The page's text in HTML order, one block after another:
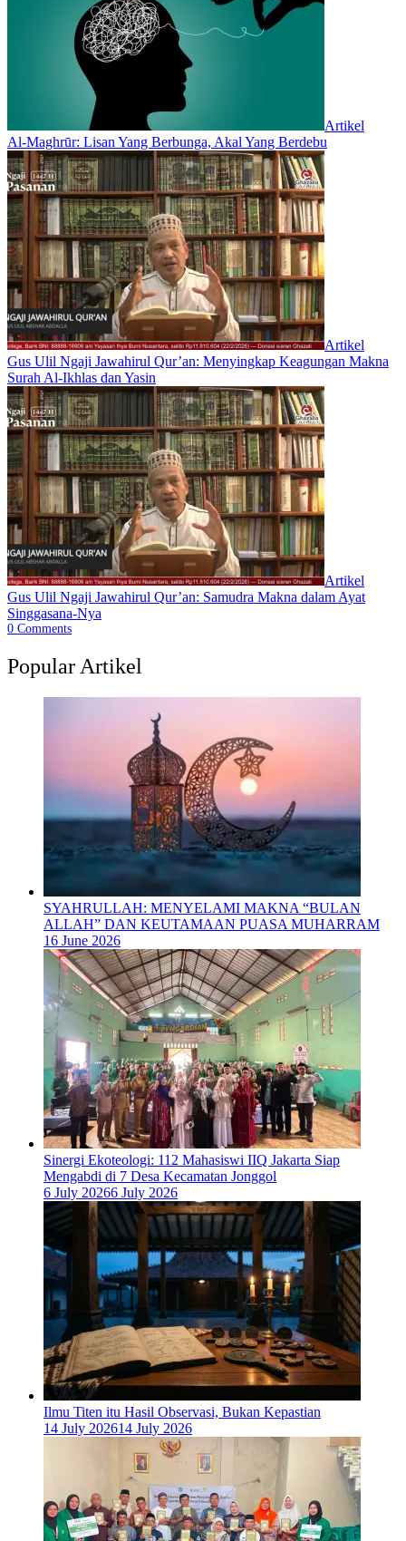
Artikel
Al-Maghrūr: Lisan Yang Berbunga, Akal Yang Berdebu
Artikel
Gus Ulil Ngaji Jawahirul Qur’an: Menyingkap Keagungan Makna
Surah Al-Ikhlas dan Yasin
Artikel
Gus Ulil Ngaji Jawahirul Qur’an: Samudra Makna dalam Ayat
Singgasana-Nya
0 Comments
Popular Artikel
SYAHRULLAH: MENYELAMI MAKNA “BULAN
ALLAH” DAN KEUTAMAAN PUASA MUHARRAM
16 June 2026
‎Sinergi Ekoteologi: 112 Mahasiswi IIQ Jakarta Siap
Mengabdi di 7 Desa Kecamatan Jonggol
6 July 20266 July 2026
Ilmu Titen itu Hasil Observasi, Bukan Kepastian
14 July 202614 July 2026